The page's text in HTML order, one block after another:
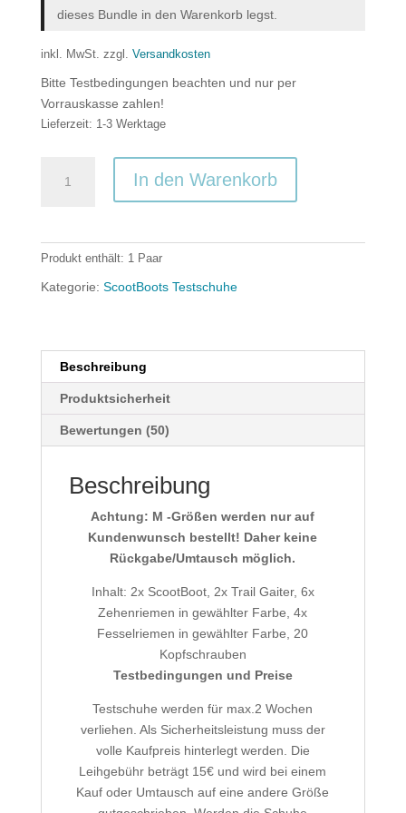
dieses Bundle in den Warenkorb legst.
inkl. MwSt. zzgl. Versandkosten
Bitte Testbedingungen beachten und nur per
Vorrauskasse zahlen!
Lieferzeit: 1-3 Werktage
schwarz
In den Warenkorb
Produkt enthält: 1 Paar
Kategorie: ScootBoots Testschuhe
Beschreibung
Produktsicherheit
Bewertungen (50)
Beschreibung
Achtung: M -Größen werden nur auf
Kundenwunsch bestellt! Daher keine
Rückgabe/Umtausch möglich.
Inhalt: 2x ScootBoot, 2x Trail Gaiter, 6x
Zehenriemen in gewählter Farbe, 4x
Fesselriemen in gewählter Farbe, 20
Kopfschrauben
Testbedingungen und Preise
Testschuhe werden für max.2 Wochen
verliehen. Als Sicherheitsleistung muss der
volle Kaufpreis hinterlegt werden. Die
Leihgebühr beträgt 15€ und wird bei einem
Kauf oder Umtausch auf eine andere Größe